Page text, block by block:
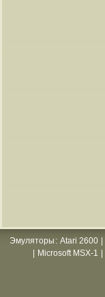
Эмуляторы : Atari 2600
Microsoft MSX-1